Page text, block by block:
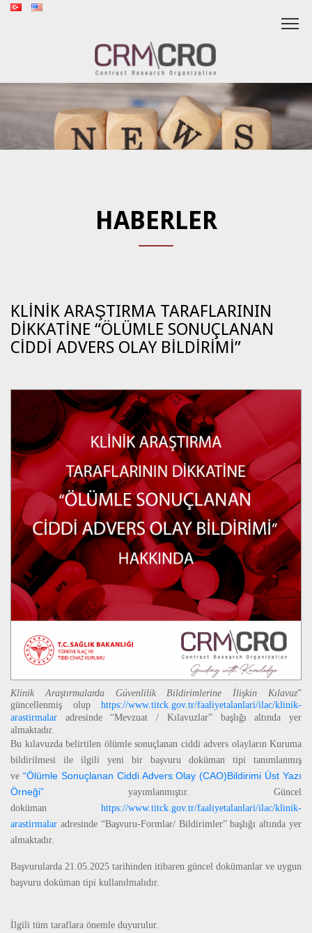
HABERLER
KLİNİK ARAŞTIRMA TARAFLARININ
DİKKATİNE “ÖLÜMLE SONUÇLANAN
CİDDİ ADVERS OLAY BİLDİRİMİ”
Klinik Araştırmalarda Güvenlilik Bildirimlerine İlişkin Kılavuz”
güncellenmiş olup https://www.titck.gov.tr/faaliyetalanlari/ilac/klinik-
arastirmalar adresinde“Mevzuat / Kılavuzlar”başlığı altında yer
almaktadır.
Bu kılavuzda belirtilen ölümle sonuçlanan ciddi advers olayların Kuruma
bildirilmesi ile ilgili yeni bir başvuru doküman tipi tanımlanmış
ve “Ölümle Sonuçlanan Ciddi Advers Olay (CAO)Bildirimi Üst Yazı
Örneği” yayımlanmıştır. Güncel
doküman https://www.titck.gov.tr/faaliyetalanlari/ilac/klinik-
arastirmalar adresinde “Başvuru-Formlar/ Bildirimler” başlığı altında yer
almaktadır.
Başvurularda 21.05.2025 tarihinden itibaren güncel dokümanlar ve uygun
başvuru doküman tipi kullanılmalıdır.
İlgili tüm taraflara önemle duyurulur.